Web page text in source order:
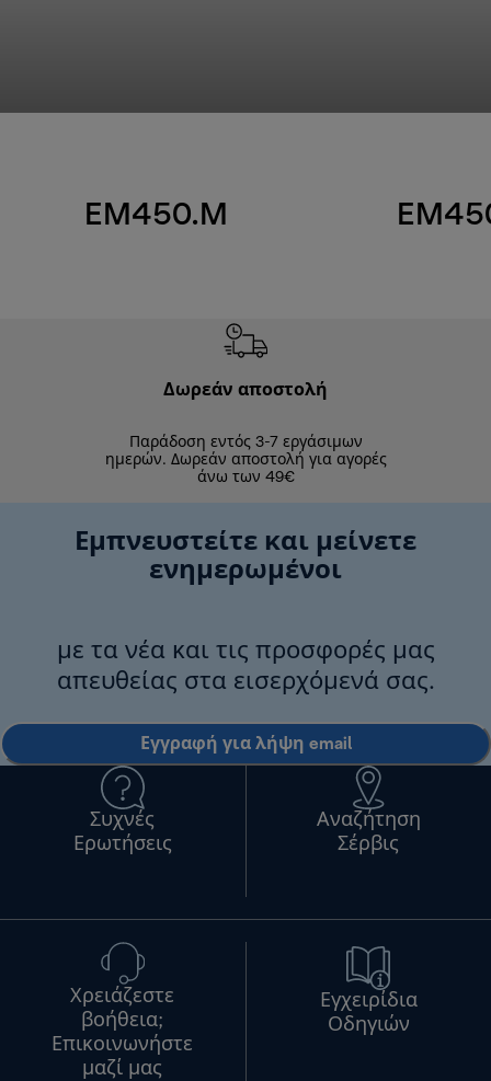
EM450.M
Δωρεάν αποστολή
Παράδοση εντός 3-7 εργάσιμων
ημερών. Δωρεάν αποστολή για αγορές
άνω των 49€
Εμπνευστείτε και μείνετε
ενημερωμένοι
με τα νέα και τις προσφορές μας
απευθείας στα εισερχόμενά σας.
Εγγραφή για λήψη email
Συχνές
Ερωτήσεις
Αναζήτηση
Σέρβις
Χρειάζεστε
βοήθεια;
Επικοινωνήστε
μαζί μας
Εγχειρίδια
Οδηγιών